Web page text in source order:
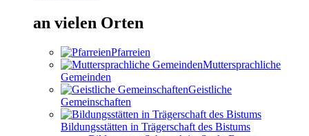
an vielen Orten
Pfarreien
Muttersprachliche
Gemeinden
Geistliche
Gemeinschaften
Bildungsstätten in Trägerschaft des Bistums